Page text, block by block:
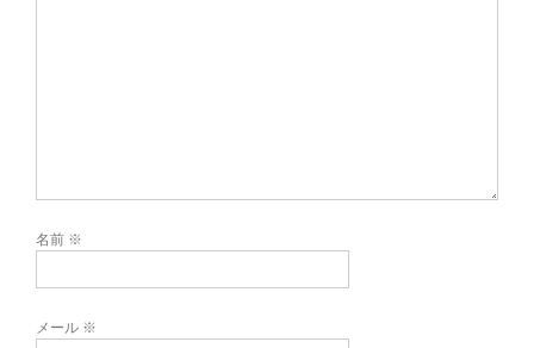
名前 ※
メール ※